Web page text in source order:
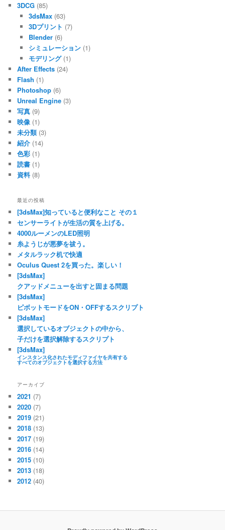
3DCG (85)
3dsMax(63)
3Dプリント (7)
Blender(6)
シミュレーション(1)
モデリング(1)
After Effects (24)
Flash (1)
Photoshop (6)
Unreal Engine (3)
写真 (9)
映像 (1)
未分類(3)
紹介 (14)
色彩 (1)
読書 (1)
資料(8)
最近の投稿
[3dsMax]知っていると便利なこと その１
センサーライトが生活の質を上げる。
4000ルーメンのLED照明
糸ようじが悪夢を祓う。
メタルラック机で快適
Oculus Quest 2を買った。楽しい！
[3dsMax]
クアッドメニューを出すと固まる問題
[3dsMax]
ピボットモードをON・OFFするスクリプト
[3dsMax]
選択しているオブジェクトの中から、
子だけを選択解除するスクリプト
[3dsMax]
インスタンス化されたモディファイヤを共有する
すべてのオブジェクトを選択する方法
アーカイブ
2021 (7)
2020 (7)
2019 (21)
2018 (13)
2017 (19)
2016 (14)
2015 (10)
2013 (18)
2012 (40)